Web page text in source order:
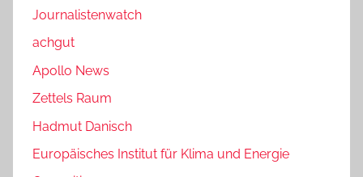
Journalistenwatch
achgut
Apollo News
Zettels Raum
Hadmut Danisch
Europäisches Institut für Klima und Energie